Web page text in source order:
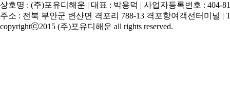
상호명 : (주)포유디해운 | 대표 : 박용덕 | 사업자등록번호 : 404-
주소 : 전북 부안군 변산면 격포리 788-13 격포항여객선터미널 |
copyrightⓒ2015 (주)포유디해운 all rights reserved.